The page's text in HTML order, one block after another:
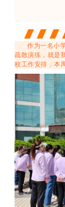
作为一名小
疏散演练，就是
校工作安排，本